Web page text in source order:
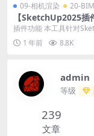
09-相机渲染 20-
【SketchUp2025插
导航工具
V_2.0中文版
插件功能 本工具针对
场景大的尤其是规划景观
设计模型...
1 年前 8.8K
admin
等级
239
文章